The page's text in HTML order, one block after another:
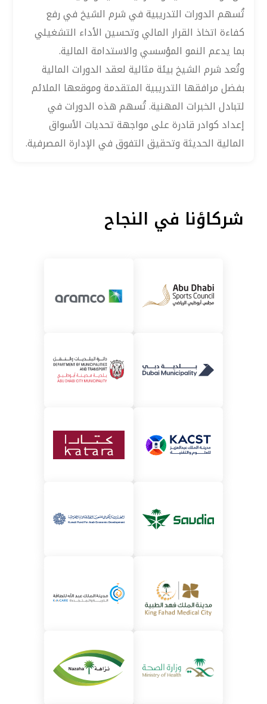
تُسهم الدورات التدريبية في شرم الشيخ في رفع
كفاءة اتخاذ القرار المالي وتحسين الأداء التشغيلي
بما يدعم النمو المؤسسي والاستدامة المالية.
وتُعد شرم الشيخ بيئة مثالية لعقد الدورات المالية
بفضل مرافقها التدريبية المتقدمة وموقعها الملائم
لتبادل الخبرات المهنية. تُسهم هذه الدورات في
إعداد كوادر قادرة على مواجهة تحديات الأسواق
المالية الحديثة وتحقيق التفوق في الإدارة المصرفية.
شركاؤنا في النجاح